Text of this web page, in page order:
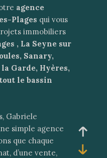
agence
Plages qui vous
immobiliers
, La Seyne sur
Sanary,
Garde, Hyères,
le bassin
Gabriele
simple agence
que chaque
d’une vente,